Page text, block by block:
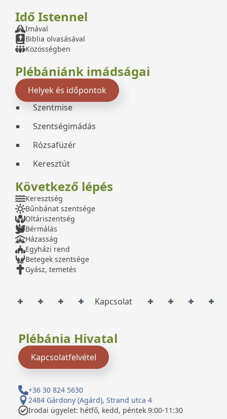
Idő Istennel
Imával
Biblia olvasásával
Közösségben
Plébániánk imádságai
Helyek és időpontok
Szentmise
Szentségimádás
Rózsafüzér
Keresztút
Következő lépés
Keresztség
Bűnbánat szentsége
Oltáriszentség
Bérmálás
Házasság
Egyházi rend
Betegek szentsége
Gyász, temetés
Kapcsolat
Plébánia Hivatal
Kapcsolatfelvétel
+36 30 824 5630
2484 Gárdony (Agárd), Strand utca 4
Irodai ügyelet: hétfő, kedd, péntek 9:00-11:30